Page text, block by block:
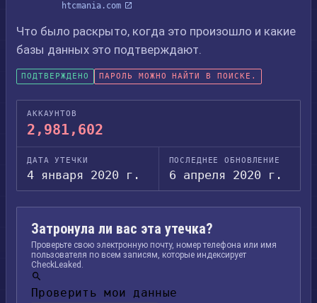
htcmania.com
Что было раскрыто, когда это произошло и какие
базы данных это подтверждают.
ПОДТВЕРЖДЕНО ПАРОЛЬ МОЖНО НАЙТИ В ПОИСКЕ.
АККАУНТОВ
2,981,602
ДАТА УТЕЧКИ
4 января 2020 г.
ПОСЛЕДНЕЕ ОБНОВЛЕНИЕ
6 апреля 2020 г.
Затронула ли вас эта утечка?
Проверьте свою электронную почту, номер телефона или имя
пользователя по всем записям, которые индексирует
CheckLeaked.
Проверить мои данные